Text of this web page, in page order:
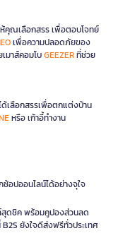
คุณเลือกสรร เพื่อตอบโจทย์
เพื่อความปลอดภัยของ
มาส์คอมโบGEEZERที่ช่วย
เลือกสรรเพื่อตกแต่งบ้าน
หรือ เก้าอี้ทำงาน
อปออนไลน์ได้อย่างจุใจ
สุดชิค พร้อมคูปองส่วนลด
ยังใจดีส่งฟรีทั่วประเทศ